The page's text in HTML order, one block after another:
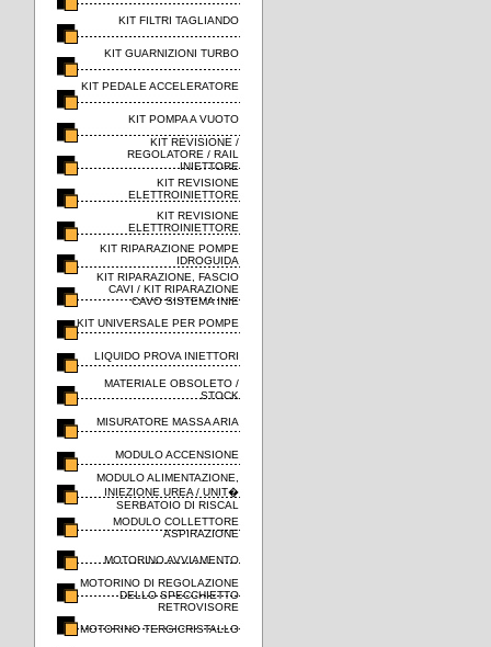
KIT FILTRI TAGLIANDO
KIT GUARNIZIONI TURBO
KIT PEDALE ACCELERATORE
KIT POMPA A VUOTO
KIT REVISIONE /
REGOLATORE / RAIL
INIETTORE
KIT REVISIONE
ELETTROINIETTORE
KIT REVISIONE
ELETTROINIETTORE
KIT RIPARAZIONE POMPE
IDROGUIDA
KIT RIPARAZIONE, FASCIO
CAVI / KIT RIPARAZIONE
CAVO SISTEMA INIE
KIT UNIVERSALE PER POMPE
LIQUIDO PROVA INIETTORI
MATERIALE OBSOLETO /
STOCK
MISURATORE MASSA ARIA
MODULO ACCENSIONE
MODULO ALIMENTAZIONE,
INIEZIONE UREA / UNIT�
SERBATOIO DI RISCAL
MODULO COLLETTORE
ASPIRAZIONE
MOTORINO AVVIAMENTO
MOTORINO DI REGOLAZIONE
DELLO SPECCHIETTO
RETROVISORE
MOTORINO TERGICRISTALLO